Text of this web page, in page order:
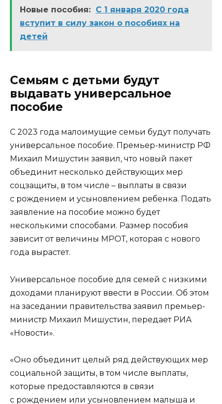
Новые пособия: С 1 января 2020 года
вступит в силу закон о пособиях на
детей
Семьям с детьми будут
выдавать универсальное
пособие
С 2023 года малоимущие семьи будут получать
универсальное пособие. Премьер-министр РФ
Михаил Мишустин заявил, что новый пакет
объединит несколько действующих мер
соцзащиты, в том числе – выплаты в связи
с рождением и усыновлением ребенка. Подать
заявление на пособие можно будет
несколькими способами. Размер пособия
зависит от величины МРОТ, которая с нового
года вырастет.
Универсальное пособие для семей с низкими
доходами планируют ввести в России. Об этом
на заседании правительства заявил премьер-
министр Михаил Мишустин, передает РИА
«Новости».
«Оно объединит целый ряд действующих мер
социальной защиты, в том числе выплаты,
которые предоставляются в связи
с рождением или усыновлением малыша и